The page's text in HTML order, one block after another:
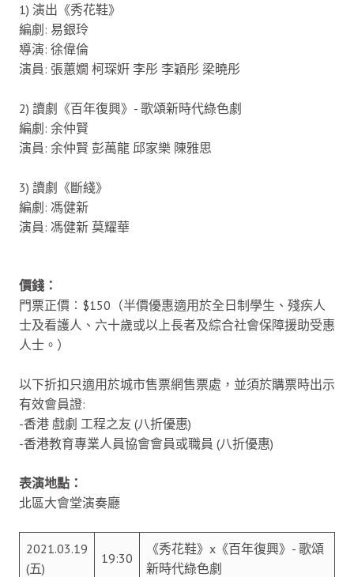
1) 演出《秀花鞋》
編劇: 易銀玲
導演: 徐偉倫
演員: 張蕙嫺 柯琛姸 李彤 李穎彤 梁曉彤
2) 讀劇《百年復興》- 歌頌新時代綠色劇
編劇: 余仲賢
演員: 余仲賢 彭萬龍 邱家樂 陳雅思
3) 讀劇《斷綫》
編劇: 馮健新
演員: 馮健新 莫耀華
價錢：
門票正價︰$150（半價優惠適用於全日制學生、殘疾人
士及看護人、六十歲或以上長者及綜合社會保障援助受惠
人士。）
以下折扣只適用於城市售票網售票處，並須於購票時出示
有效會員證:
-香港 戲劇 工程之友 (八折優惠)
-香港教育專業人員協會會員或職員 (八折優惠)
表演地點：
北區大會堂演奏廳
2021.03.19
(五)
19:30
《秀花鞋》x《百年復興》- 歌頌
新時代綠色劇